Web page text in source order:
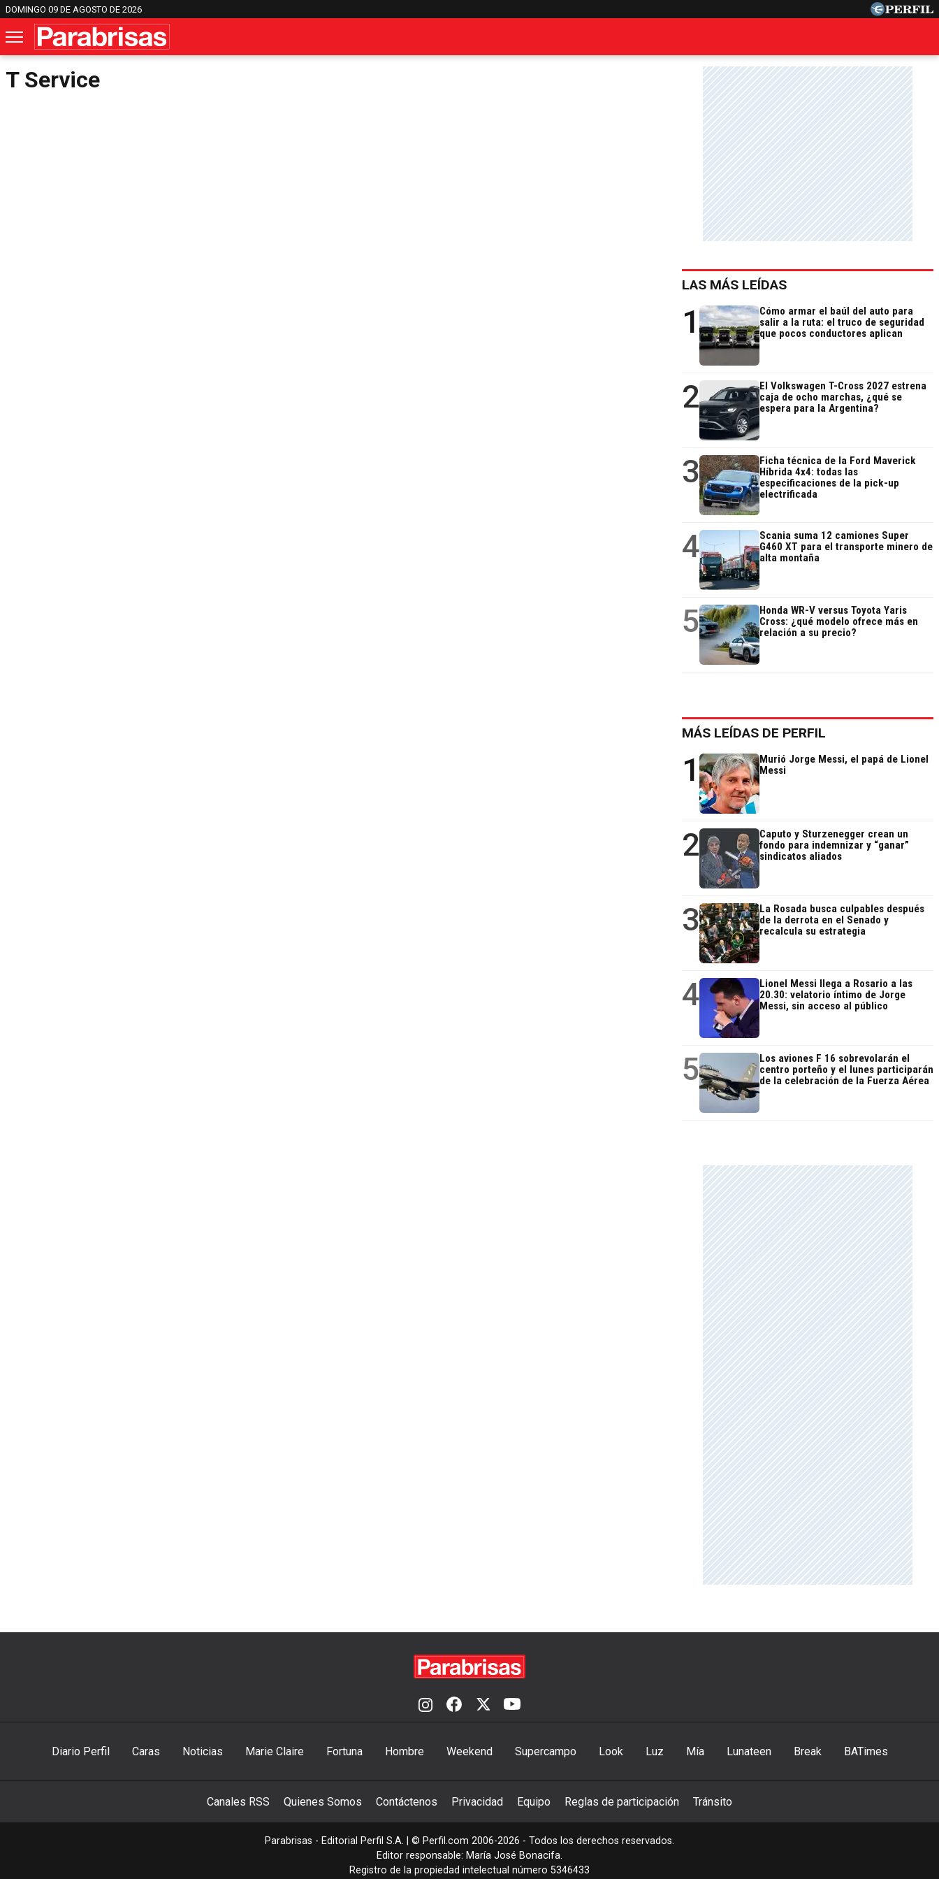
DOMINGO 09 DE AGOSTO DE 2026
T Service
LAS MÁS LEÍDAS
1
Cómo armar el baúl del auto para
salir a la ruta: el truco de seguridad
que pocos conductores aplican
2
El Volkswagen T-Cross 2027 estrena
caja de ocho marchas, ¿qué se
espera para la Argentina?
3
Ficha técnica de la Ford Maverick
Híbrida 4x4: todas las
especificaciones de la pick-up
electrificada
4
Scania suma 12 camiones Super
G460 XT para el transporte minero de
alta montaña
5
Honda WR-V versus Toyota Yaris
Cross: ¿qué modelo ofrece más en
relación a su precio?
MÁS LEÍDAS DE PERFIL
1
Murió Jorge Messi, el papá de Lionel
Messi
2
Caputo y Sturzenegger crean un
fondo para indemnizar y “ganar”
sindicatos aliados
3
La Rosada busca culpables después
de la derrota en el Senado y
recalcula su estrategia
4
Lionel Messi llega a Rosario a las
20.30: velatorio íntimo de Jorge
Messi, sin acceso al público
5
Los aviones F 16 sobrevolarán el
centro porteño y el lunes participarán
de la celebración de la Fuerza Aérea
Diario Perfil Caras Noticias Marie Claire Fortuna Hombre Weekend Supercampo Look Luz Mía Lunateen Break BATimes
Canales RSS Quienes Somos Contáctenos Privacidad Equipo Reglas de participación Tránsito
Parabrisas - Editorial Perfil S.A. | © Perfil.com 2006-2026 - Todos los derechos reservados.
Editor responsable: María José Bonacifa.
Registro de la propiedad intelectual número 5346433